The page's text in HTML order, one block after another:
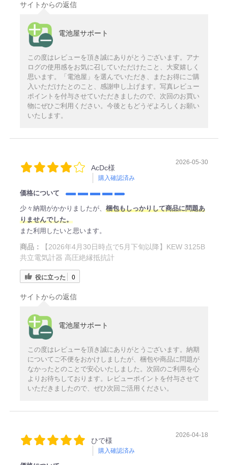
サイトからの返信
電池屋サポート
この度はレビューを頂き誠にありがとうございます。アナ
ログの使用感をお気に召していただけたこと、大変嬉しく
思います。「電池屋」を選んでいただき、またお得にご購
入いただけたとのこと、感謝申し上げます。写真レビュー
ポイントを付与させていただきましたので、次回のお買い
物にぜひご利用ください。今後ともどうぞよろしくお願い
いたします。
AcDc様
購入確認済み
2026-05-30
価格について
少々納期がかかりましたが、 梱包もしっかりして商品に問題あ
りませんでした。
また利用したいと思います。
商品：
【2026年4月30日時点で5月下旬以降】KEW 3125B
共立電気計器 高圧絶縁抵抗計
役に立った 0
サイトからの返信
電池屋サポート
この度はレビューを頂き誠にありがとうございます。納期
についてご不便をおかけしましたが、梱包や商品に問題が
なかったとのことで安心いたしました。次回のご利用を心
よりお待ちしております。レビューポイントを付与させて
いただきましたので、ぜひ次回ご活用ください。
ひで様
購入確認済み
2026-04-18